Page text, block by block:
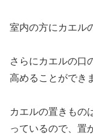
室内の方にカエル
さらにカエルの口
高めることができ
カエルの置きもの
っているので、置